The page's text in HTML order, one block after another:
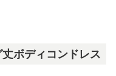
ボディコンドレス